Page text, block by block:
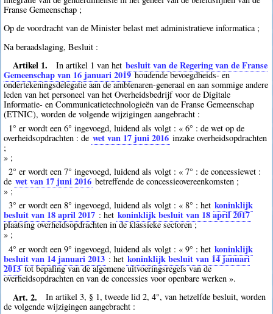
Franse Gemeenschap ;
Op de voordracht van de Minister belast met administratieve informatica ;
Na beraadslaging, Besluit :
Artikel 1. In artikel 1 van het besluit van de Regering van de Franse
Gemeenschap van 16 januari 2019houdende bevoegdheids- en
ondertekeningsdelegatie aan de ambtenaren-generaal en aan sommige andere
leden van het personeel van het Overheidsbedrijf voor de Digitale
Informatie- en Communicatietechnologieën van de Franse Gemeenschap
(ETNIC), worden de volgende wijzigingen aangebracht :
1° er wordt een 6° ingevoegd, luidend als volgt : « 6° : de wet op de
overheidsopdrachten : de wet van 17 juni 2016 inzake overheidsopdrachten
;
» ;
2° er wordt een 7° ingevoegd, luidend als volgt : « 7° : de concessiewet :
de wet van 17 juni 2016 betreffende de concessieovereenkomsten ;
» ;
3° er wordt een 8° ingevoegd, luidend als volgt : « 8° : het koninklijk
besluit van 18 april 2017 : het koninklijk besluit van 18 april 2017
plaatsing overheidsopdrachten in de klassieke sectoren ;
» ;
4° er wordt een 9° ingevoegd, luidend als volgt : « 9° : het koninklijk
besluit van 14 januari 2013 : het koninklijk besluit van 14 januari
2013tot bepaling van de algemene uitvoeringsregels van de
overheidsopdrachten en van de concessies voor openbare werken ».
Art. 2.
In artikel 3, § 1, tweede lid 2, 4°, van hetzelfde besluit, worden
de volgende wijzigingen aangebracht :